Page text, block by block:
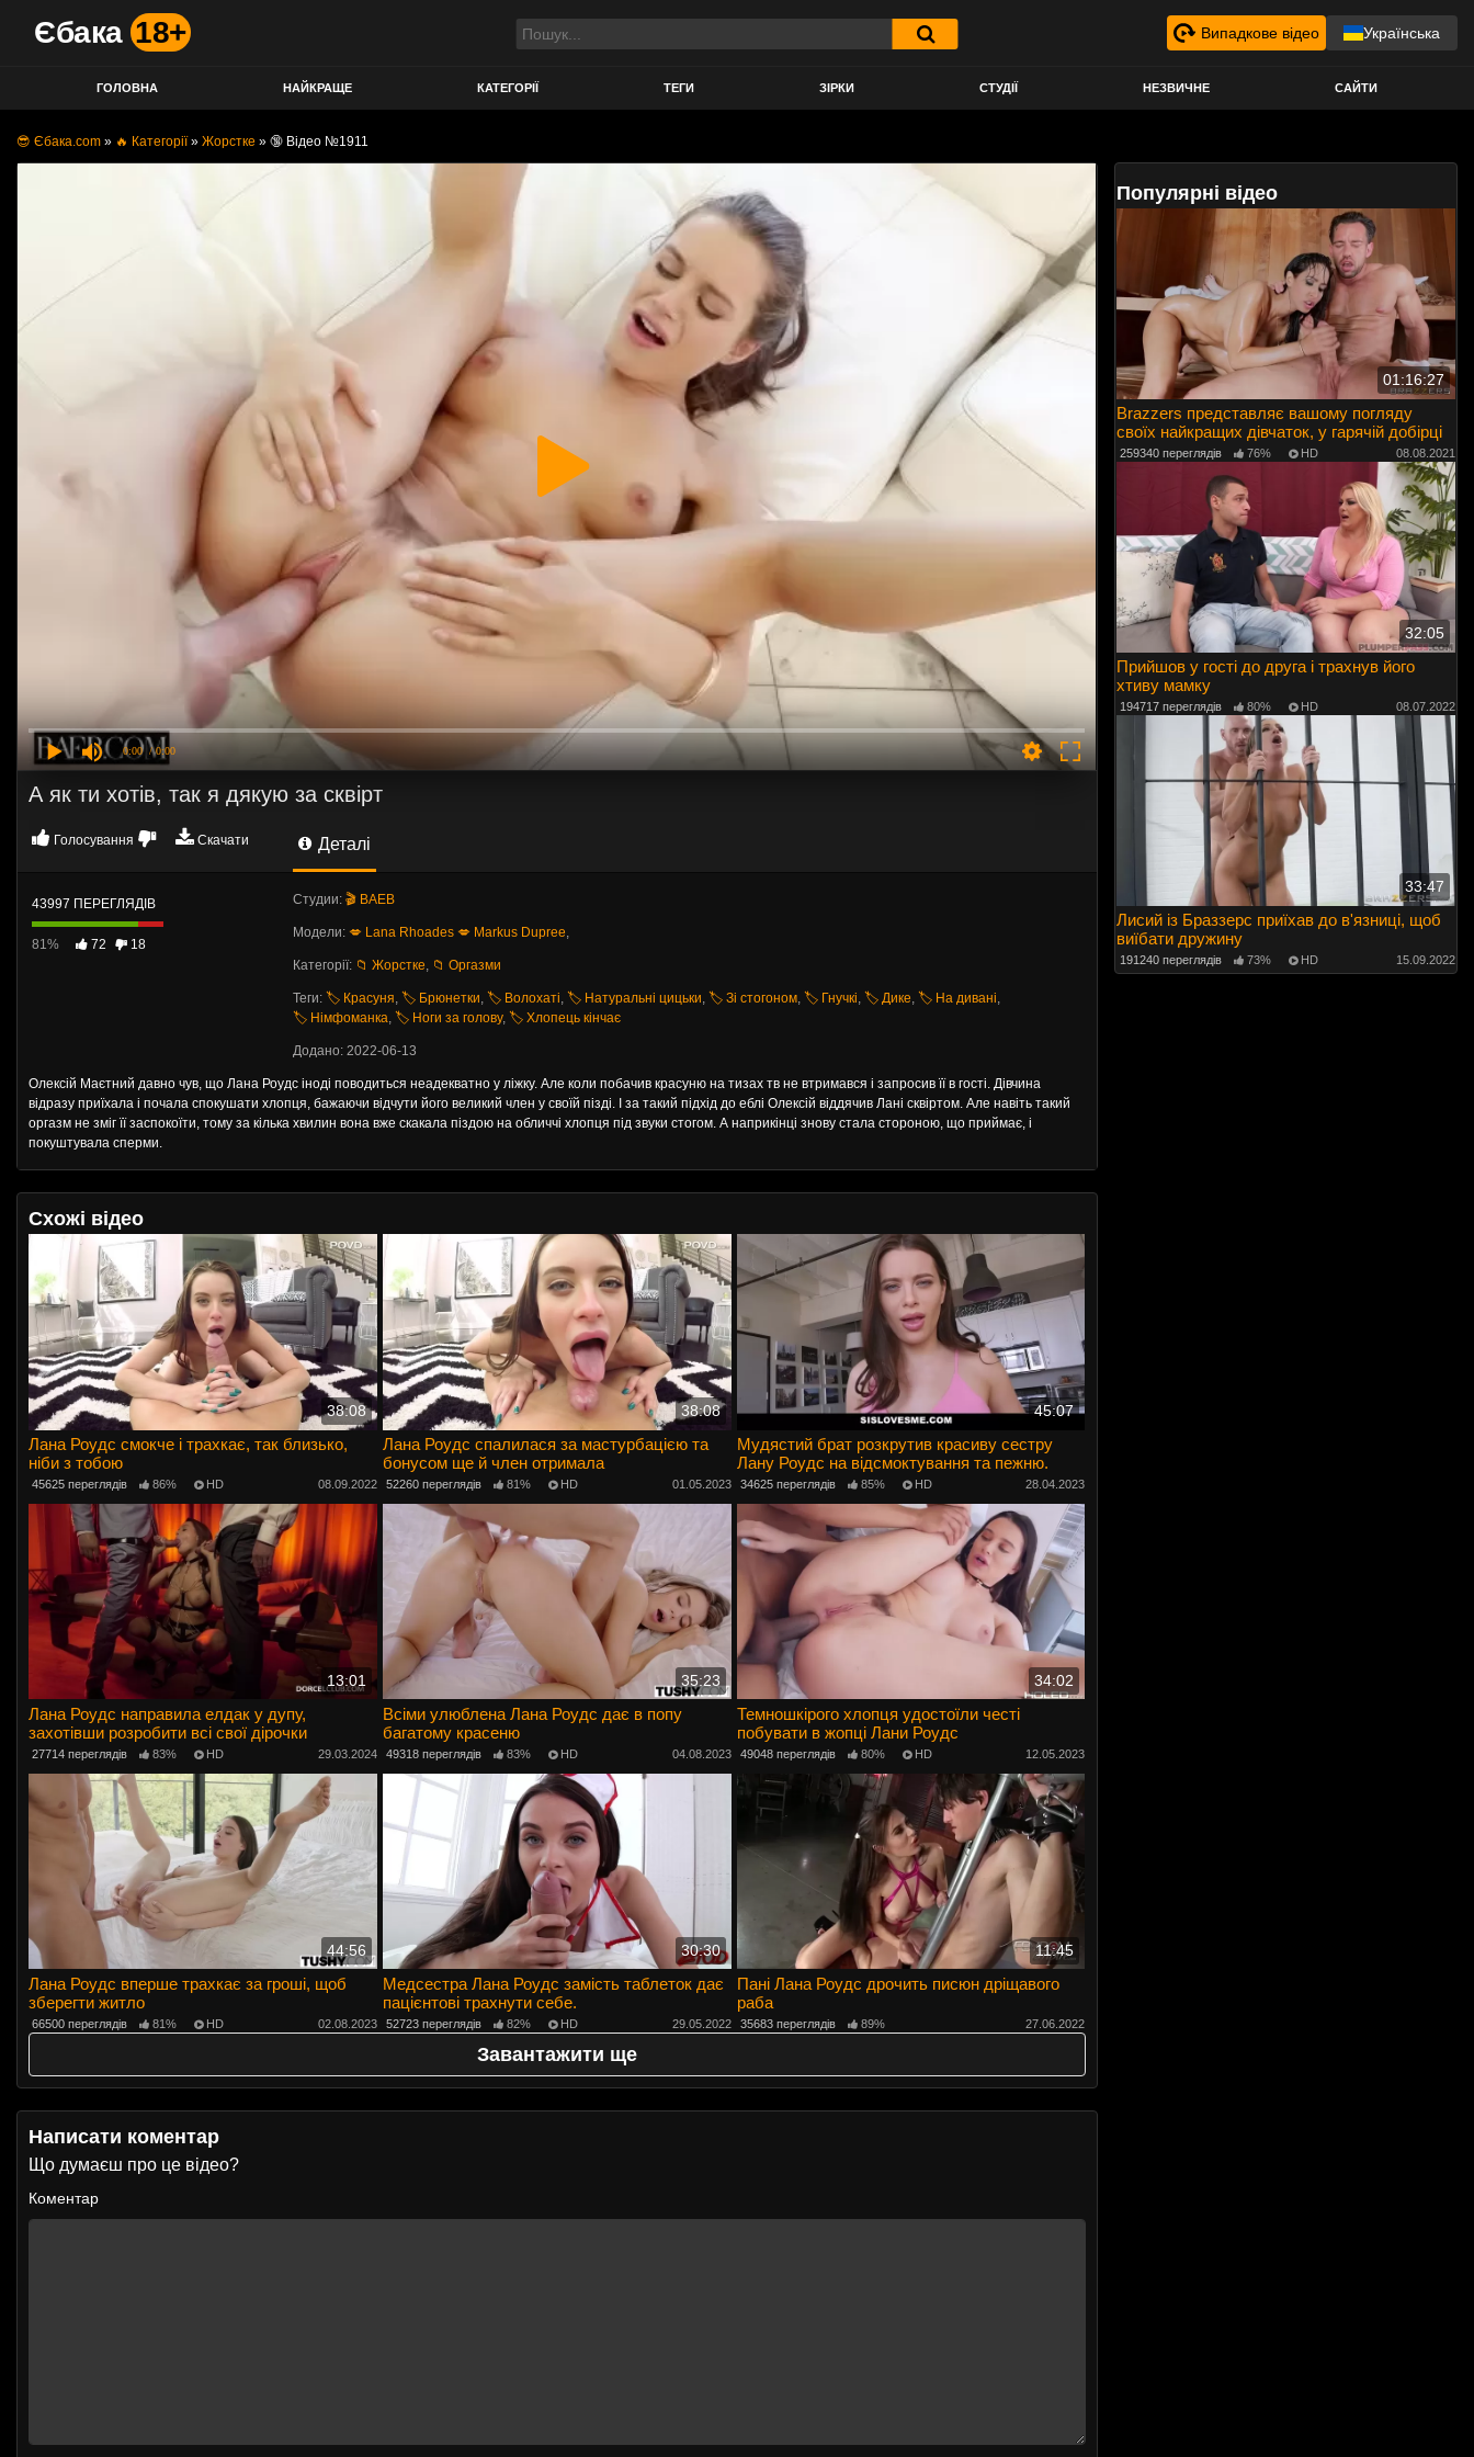
Єбака 18+ Випадкове відео Українська
ГОЛОВНА НАЙКРАЩЕ КАТЕГОРІЇ ТЕГИ ЗІРКИ СТУДІЇ НЕЗВИЧНЕ САЙТИ
😎 Єбака.com » 🔥 Категорії» Жорстке » 🔞 Відео №1911
0:00 / 0:00
А як ти хотів, так я дякую за сквірт
Голосування Скачати Деталі
43997 ПЕРЕГЛЯДІВ
81% 72 18
Студии: 🎬 BAEB
Модели: 💋 Lana Rhoades 💋 Markus Dupree,
Категорії: 📁 Жорстке, 📁 Оргазми
Теги: 🏷️ Красуня, 🏷️ Брюнетки, 🏷️ Волохаті, 🏷️ Натуральні цицьки, 🏷️ Зі стогоном, 🏷️ Гнучкі, 🏷️ Дике, 🏷️ На дивані,
🏷️ Німфоманка, 🏷️ Ноги за голову, 🏷️ Хлопець кінчає
Додано: 2022-06-13
Олексій Маєтний давно чув, що Лана Роудс іноді поводиться неадекватно у ліжку. Але коли побачив красуню на тизах тв не втримався і запросив її в гості. Дівчина
відразу приїхала і почала спокушати хлопця, бажаючи відчути його великий член у своїй пізді. І за такий підхід до еблі Олексій віддячив Лані сквіртом. Але навіть такий
оргазм не зміг її заспокоїти, тому за кілька хвилин вона вже скакала піздою на обличчі хлопця під звуки стогом. А наприкінці знову стала стороною, що приймає, і
покуштувала сперми.
Схожі відео
38:08
Лана Роудс смокче і трахкає, так близько,
ніби з тобою
45625 переглядів 86% HD 08.09.2022
38:08
Лана Роудс спалилася за мастурбацією та
бонусом ще й член отримала
52260 переглядів 81% HD 01.05.2023
45:07
Мудястий брат розкрутив красиву сестру
Лану Роудс на відсмоктування та пежню.
34625 переглядів 85% HD 28.04.2023
13:01
Лана Роудс направила елдак у дупу,
захотівши розробити всі свої дірочки
27714 переглядів 83% HD 29.03.2024
35:23
Всіми улюблена Лана Роудс дає в попу
багатому красеню
49318 переглядів 83% HD 04.08.2023
34:02
Темношкірого хлопця удостоїли честі
побувати в жопці Лани Роудс
49048 переглядів 80% HD 12.05.2023
44:56
Лана Роудс вперше трахкає за гроші, щоб
зберегти житло
66500 переглядів 81% HD 02.08.2023
30:30
Медсестра Лана Роудс замість таблеток дає
пацієнтові трахнути себе.
52723 переглядів 82% HD 29.05.2022
11:45
Пані Лана Роудс дрочить писюн дріщавого
раба
35683 переглядів 89% 27.06.2022
Завантажити ще
Написати коментар
Що думаєш про це відео?
Коментар
Популярні відео
01:16:27
Brazzers представляє вашому погляду
своїх найкращих дівчаток, у гарячій добірці
259340 переглядів 76% HD 08.08.2021
32:05
Прийшов у гості до друга і трахнув його
хтиву мамку
194717 переглядів 80% HD 08.07.2022
33:47
Лисий із Браззерс приїхав до в'язниці, щоб
виїбати дружину
191240 переглядів 73% HD 15.09.2022